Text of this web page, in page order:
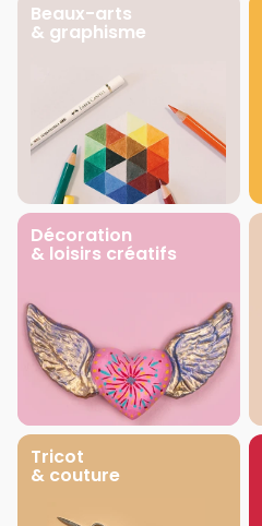
Beaux-arts
& graphisme
Décoration
& loisirs créatifs
Tricot
& couture